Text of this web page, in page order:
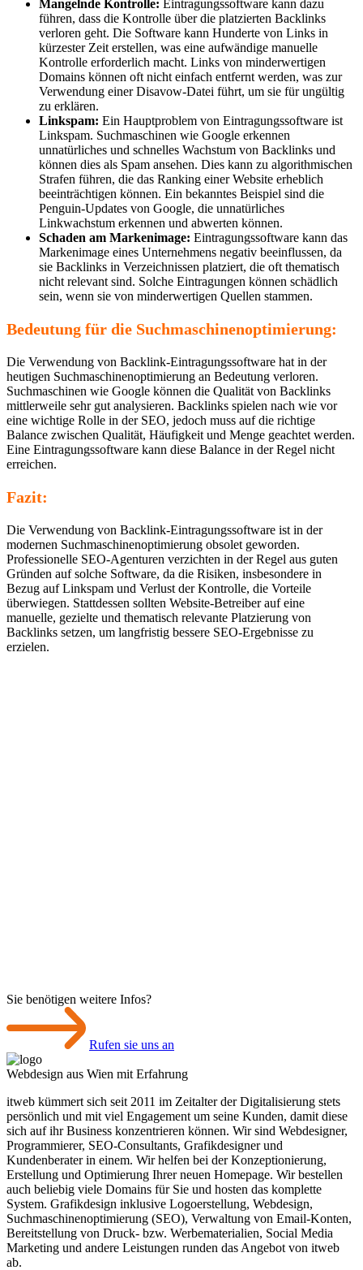
Mangelnde Kontrolle: Eintragungssoftware kann dazu
führen, dass die Kontrolle über die platzierten Backlinks
verloren geht. Die Software kann Hunderte von Links in
kürzester Zeit erstellen, was eine aufwändige manuelle
Kontrolle erforderlich macht. Links von minderwertigen
Domains können oft nicht einfach entfernt werden, was zur
Verwendung einer Disavow-Datei führt, um sie für ungültig
zu erklären.
Linkspam: Ein Hauptproblem von Eintragungssoftware ist
Linkspam. Suchmaschinen wie Google erkennen
unnatürliches und schnelles Wachstum von Backlinks und
können dies als Spam ansehen. Dies kann zu algorithmischen
Strafen führen, die das Ranking einer Website erheblich
beeinträchtigen können. Ein bekanntes Beispiel sind die
Penguin-Updates von Google, die unnatürliches
Linkwachstum erkennen und abwerten können.
Schaden am Markenimage: Eintragungssoftware kann das
Markenimage eines Unternehmens negativ beeinflussen, da
sie Backlinks in Verzeichnissen platziert, die oft thematisch
nicht relevant sind. Solche Eintragungen können schädlich
sein, wenn sie von minderwertigen Quellen stammen.
Bedeutung für die Suchmaschinenoptimierung:
Die Verwendung von Backlink-Eintragungssoftware hat in der
heutigen Suchmaschinenoptimierung an Bedeutung verloren.
Suchmaschinen wie Google können die Qualität von Backlinks
mittlerweile sehr gut analysieren. Backlinks spielen nach wie vor
eine wichtige Rolle in der SEO, jedoch muss auf die richtige
Balance zwischen Qualität, Häufigkeit und Menge geachtet werden.
Eine Eintragungssoftware kann diese Balance in der Regel nicht
erreichen.
Fazit:
Die Verwendung von Backlink-Eintragungssoftware ist in der
modernen Suchmaschinenoptimierung obsolet geworden.
Professionelle SEO-Agenturen verzichten in der Regel aus guten
Gründen auf solche Software, da die Risiken, insbesondere in
Bezug auf Linkspam und Verlust der Kontrolle, die Vorteile
überwiegen. Stattdessen sollten Website-Betreiber auf eine
manuelle, gezielte und thematisch relevante Platzierung von
Backlinks setzen, um langfristig bessere SEO-Ergebnisse zu
erzielen.
Sie benötigen weitere Infos?
Rufen sie uns an
Webdesign aus Wien mit Erfahrung
itweb kümmert sich seit 2011 im Zeitalter der Digitalisierung stets
persönlich und mit viel Engagement um seine Kunden, damit diese
sich auf ihr Business konzentrieren können. Wir sind Webdesigner,
Programmierer, SEO-Consultants, Grafikdesigner und
Kundenberater in einem. Wir helfen bei der Konzeptionierung,
Erstellung und Optimierung Ihrer neuen Homepage. Wir bestellen
auch beliebig viele Domains für Sie und hosten das komplette
System. Grafikdesign inklusive Logoerstellung, Webdesign,
Suchmaschinen­optimierung (SEO), Verwaltung von Email-Konten,
Bereitstellung von Druck- bzw. Werbematerialien, Social Media
Marketing und andere Leistungen runden das Angebot von itweb
ab.